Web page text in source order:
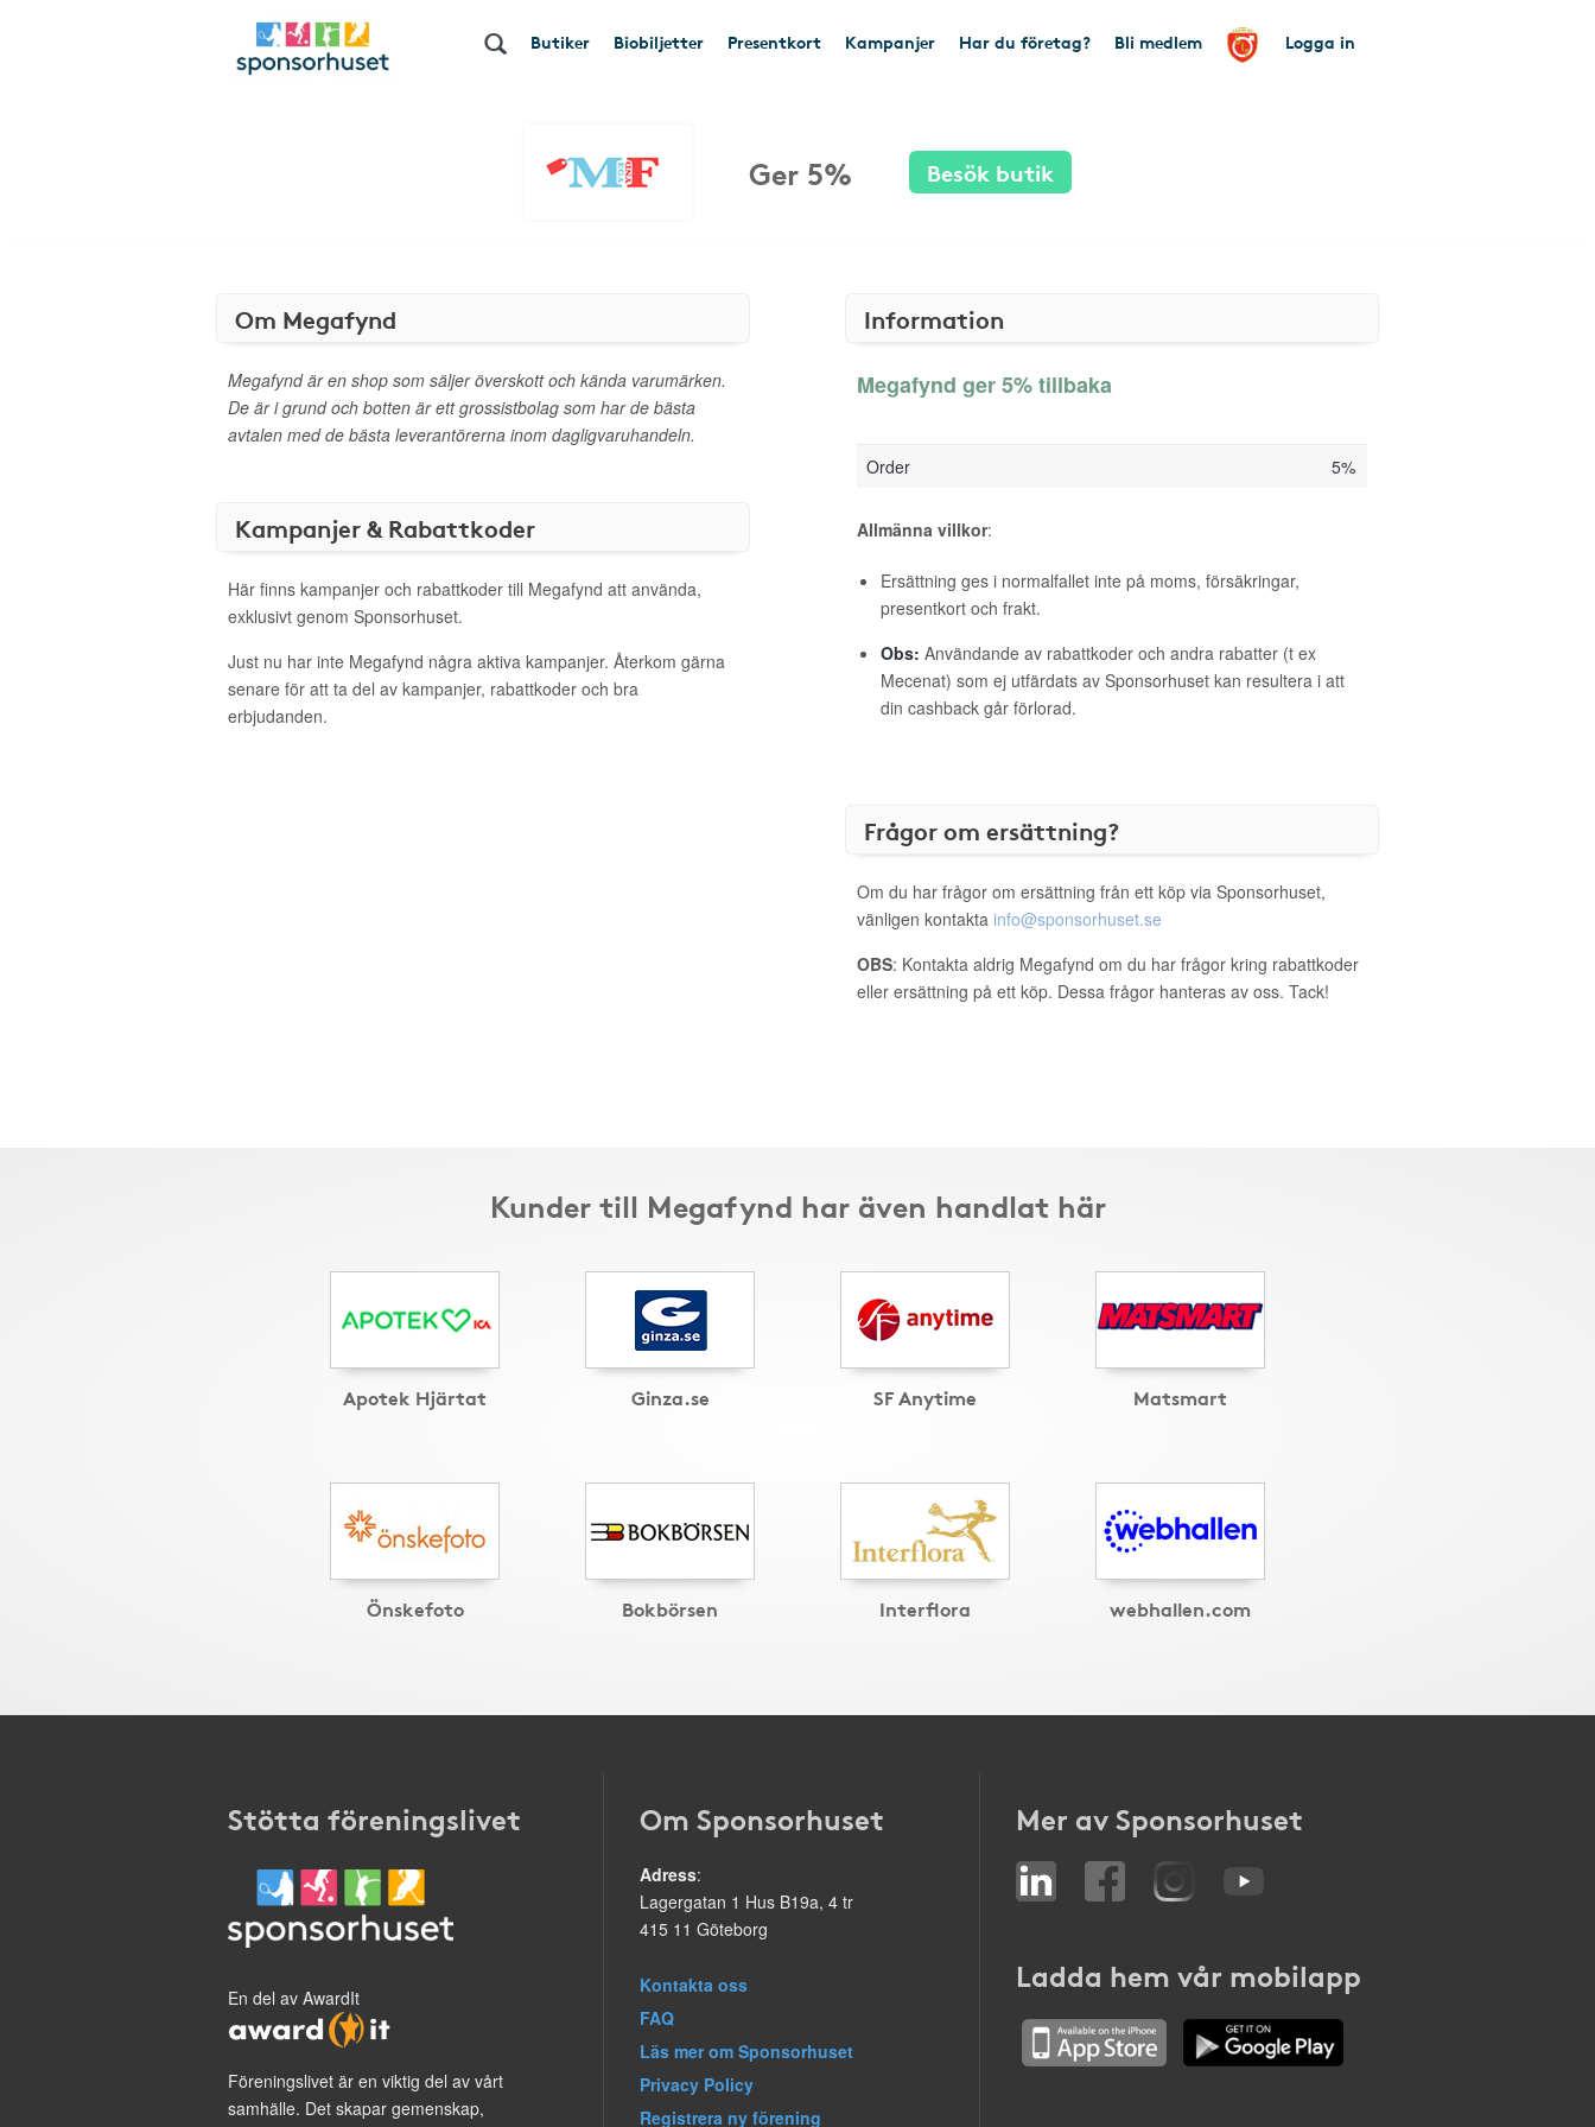
Butiker Biobiljetter Presentkort Kampanjer Har du företag? Bli medlem Logga in
Ger 5% Besök butik
Om Megafynd
Megafynd är en shop som säljer överskott och kända varumärken.
De är i grund och botten är ett grossistbolag som har de bästa
avtalen med de bästa leverantörerna inom dagligvaruhandeln.
Kampanjer & Rabattkoder
Här finns kampanjer och rabattkoder till Megafynd att använda,
exklusivt genom Sponsorhuset.
Just nu har inte Megafynd några aktiva kampanjer. Återkom gärna
senare för att ta del av kampanjer, rabattkoder och bra
erbjudanden.
Information
Megafynd ger 5% tillbaka
Order 5%
Allmänna villkor:
Ersättning ges i normalfallet inte på moms, försäkringar,
presentkort och frakt.
Obs: Användande av rabattkoder och andra rabatter (t ex
Mecenat) som ej utfärdats av Sponsorhuset kan resultera i att
din cashback går förlorad.
Frågor om ersättning?
Om du har frågor om ersättning från ett köp via Sponsorhuset,
vänligen kontakta info@sponsorhuset.se
OBS: Kontakta aldrig Megafynd om du har frågor kring rabattkoder
eller ersättning på ett köp. Dessa frågor hanteras av oss. Tack!
Kunder till Megafynd har även handlat här
Apotek Hjärtat Ginza.se SF Anytime Matsmart
Önskefoto Bokbörsen Interflora webhallen.com
Stötta föreningslivet
En del av AwardIt
Föreningslivet är en viktig del av vårt
samhälle. Det skapar gemenskap,
Om Sponsorhuset
Adress:
Lagergatan 1 Hus B19a, 4 tr
415 11 Göteborg
Kontakta oss
FAQ
Läs mer om Sponsorhuset
Privacy Policy
Registrera ny förening
Mer av Sponsorhuset
Ladda hem vår mobilapp